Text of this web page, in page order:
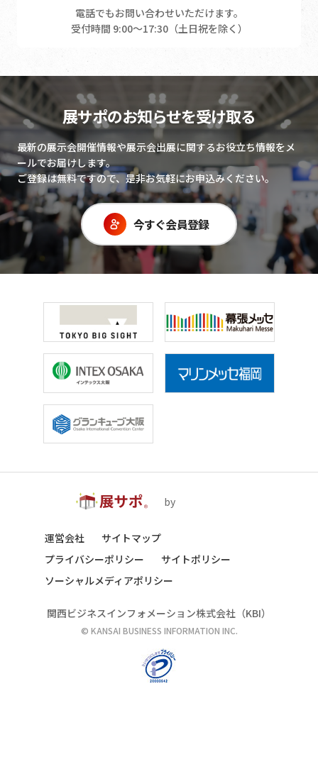
電話でもお問い合わせいただけます。
受付時間 9:00～17:30（土日祝を除く）
展サポのお知らせを受け取る
最新の展示会開催情報や展示会出展に関するお役立ち情報をメ
ールでお届けします。
ご登録は無料ですので、是非お気軽にお申込みください。
今すぐ会員登録
by
運営会社
サイトマップ
プライバシーポリシー
サイトポリシー
ソーシャルメディアポリシー
関西ビジネスインフォメーション株式会社（KBI）
© KANSAI BUSINESS INFORMATION INC.